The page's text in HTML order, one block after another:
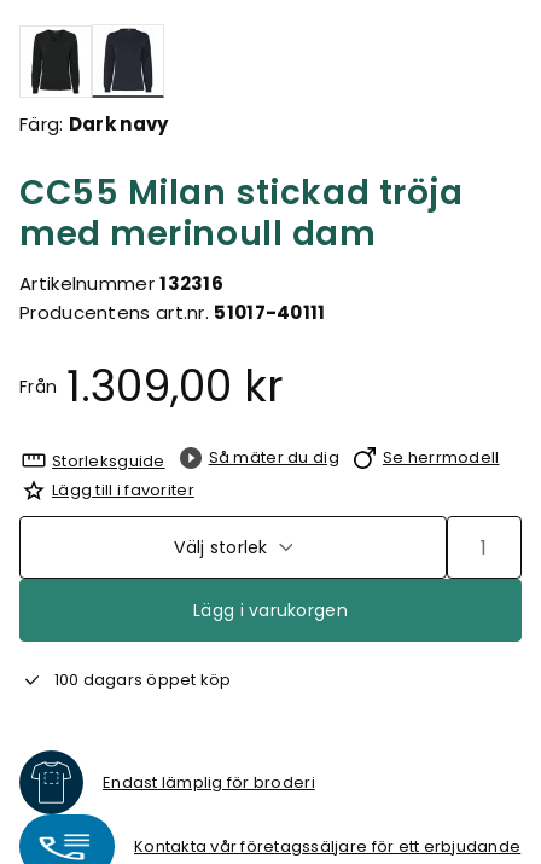
CC55 Milan stickad tröja
med merinoull dam
Artikelnummer132316
Producentens art.nr. 51017-40111
Från 1.309,00 kr
Valda
Färg: Dark navy
Storleksguide Så mäter du dig
Se herrmodell
Lägg till i favoriter
Välj storlek
Lägg i varukorgen
100 dagars öppet köp
Endast lämplig för broderi
Kontakta vår företagssäljare för ett erbjudande